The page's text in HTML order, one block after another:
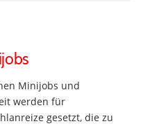
Minijobs und
werden für
gesetzt, die zu